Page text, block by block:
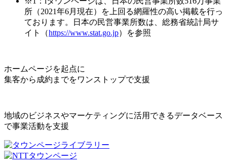
所（2021年6月現在）を上回る網羅性の高い掲載を行っ
ております。日本の民営事業所数は、総務省統計局サ
イト（https://www.stat.go.jp）を参照
ホームページを起点に
集客から成約までをワンストップで支援
地域のビジネスやマーケティングに活用できるデータベース
で事業活動を支援